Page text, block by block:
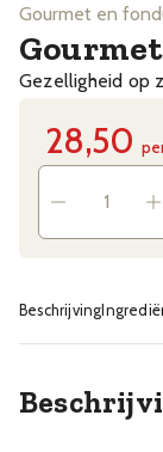
Gourmet en
Gezelligheid op
28,50
Beschrijving